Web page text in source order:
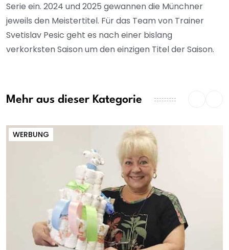
Serie ein. 2024 und 2025 gewannen die Münchner
jeweils den Meistertitel. Für das Team von Trainer
Svetislav Pesic geht es nach einer bislang
verkorksten Saison um den einzigen Titel der Saison.
Mehr aus dieser Kategorie
WERBUNG